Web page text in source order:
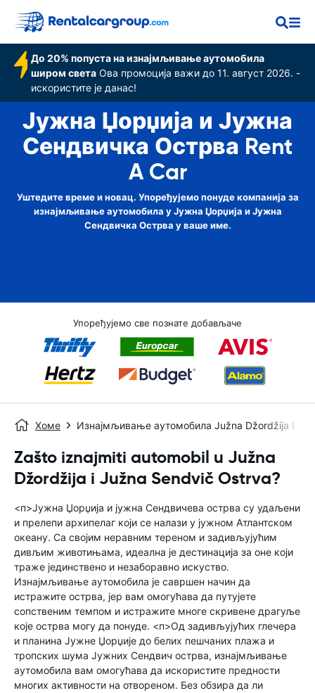
До 20% попуста на изнајмљивање аутомобила
широм света Ова промоција важи до 11. август 2026. -
искористите је данас!
Јужна Џорџија и Јужна
Сендвичка Острва Rent
A Car
Уштедите време и новац. Упоређујемо понуде компанија за
изнајмљивање аутомобила у Јужна Џорџија и Јужна
Сендвичка Острва у ваше име.
Упоређујемо све познате добављаче
Хоме Изнајмљивање аутомобила Južna Džordžija I
Zašto iznajmiti automobil u Južna
Džordžija i Južna Sendvič Ostrva?
<п>Јужна Џорџија и јужна Сендвичева острва су удаљени
и прелепи архипелаг који се налази у јужном Атлантском
океану. Са својим неравним тереном и задивљујућим
дивљим животињама, идеална је дестинација за оне који
траже јединствено и незаборавно искуство.
Изнајмљивање аутомобила је савршен начин да
истражите острва, јер вам омогућава да путујете
сопственим темпом и истражите многе скривене драгуље
које острва могу да понуде. <п>Од задивљујућих глечера
и планина Јужне Џорџије до белих пешчаних плажа и
тропских шума Јужних Сендвич острва, изнајмљивање
аутомобила вам омогућава да искористите предности
многих активности на отвореном. Без обзира да ли